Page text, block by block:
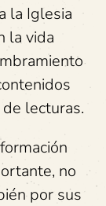
la Iglesia
la vida
lecturas.
no
por sus